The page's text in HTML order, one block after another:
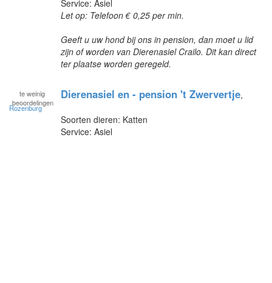
Service: Asiel
Let op: Telefoon € 0,25 per min.
Geeft u uw hond bij ons in pension, dan moet u lid
zijn of worden van Dierenasiel Crailo. Dit kan direct
ter plaatse worden geregeld.
te weinig
beoordelingen
Dierenasiel en - pension 't Zwervertje,
Rozenburg
Soorten dieren: Katten
Service: Asiel